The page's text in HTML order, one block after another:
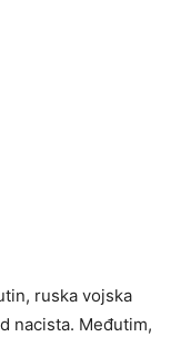
ruska vojska
nacista. Međutim,